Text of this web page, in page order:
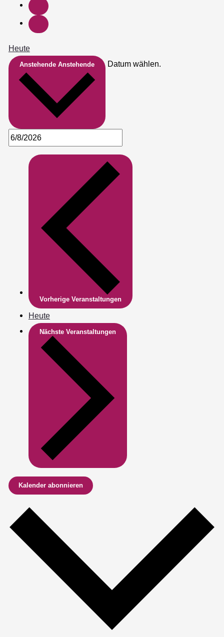
Heute
Anstehende Anstehende Datum wählen.
Vorherige Veranstaltungen
Heute
Nächste Veranstaltungen
Kalender abonnieren